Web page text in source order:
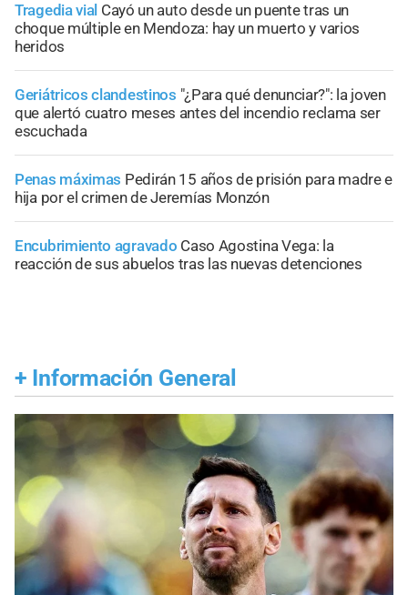
Tragedia vial Cayó un auto desde un puente tras un
choque múltiple en Mendoza: hay un muerto y varios
heridos
Geriátricos clandestinos "¿Para qué denunciar?": la joven
que alertó cuatro meses antes del incendio reclama ser
escuchada
Penas máximas Pedirán 15 años de prisión para madre e
hija por el crimen de Jeremías Monzón
Encubrimiento agravado Caso Agostina Vega: la
reacción de sus abuelos tras las nuevas detenciones
+ Información General